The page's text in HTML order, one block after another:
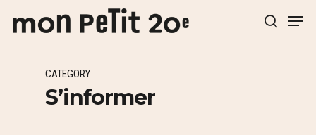
Hit enter to search or ESC to close
CATEGORY
S’informer